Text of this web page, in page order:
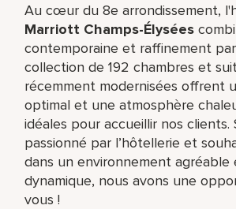
Au cœur du 8e arrondissement,
Marriott Champs-Élysées
contemporaine et raffinement
collection de 192 chambres et
récemment modernisées offrent
optimal et une atmosphère
idéales pour accueillir nos clients.
passionné par l’hôtellerie et
dans un environnement agréable
dynamique, nous avons une
vous !